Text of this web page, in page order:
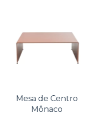
Mesa de Centro
Mônaco